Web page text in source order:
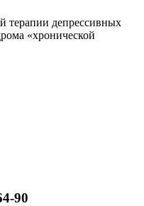
терапии депрессивных
«хронической
90